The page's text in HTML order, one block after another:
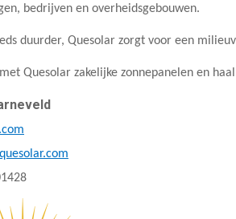
bedrijven en overheidsgebouwen.
duurder, Quesolar zorgt voor een
Quesolar zakelijke zonnepanelen en